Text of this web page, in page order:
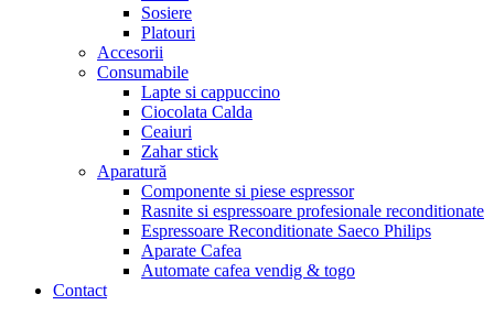
Sosiere
Platouri
Accesorii
Consumabile
Lapte si cappuccino
Ciocolata Calda
Ceaiuri
Zahar stick
Aparatură
Componente si piese espressor
Rasnite si espressoare profesionale reconditionate
Espressoare Reconditionate Saeco Philips
Aparate Cafea
Automate cafea vendig & togo
Contact